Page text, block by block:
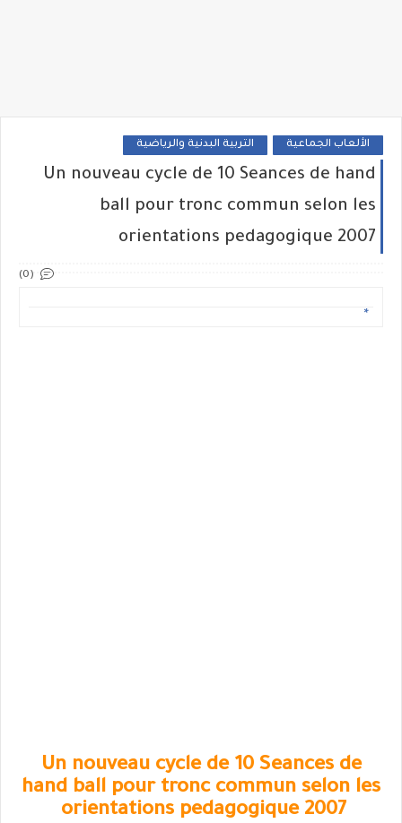
الألعاب الجماعية التربية البدنية والرياضية
Un nouveau cycle de 10 Seances de hand
ball pour tronc commun selon les
orientations pedagogique 2007 ‏
(0)
Un nouveau cycle de 10 Seances de
hand ball pour tronc commun selon les
orientations pedagogique 2007 ‏